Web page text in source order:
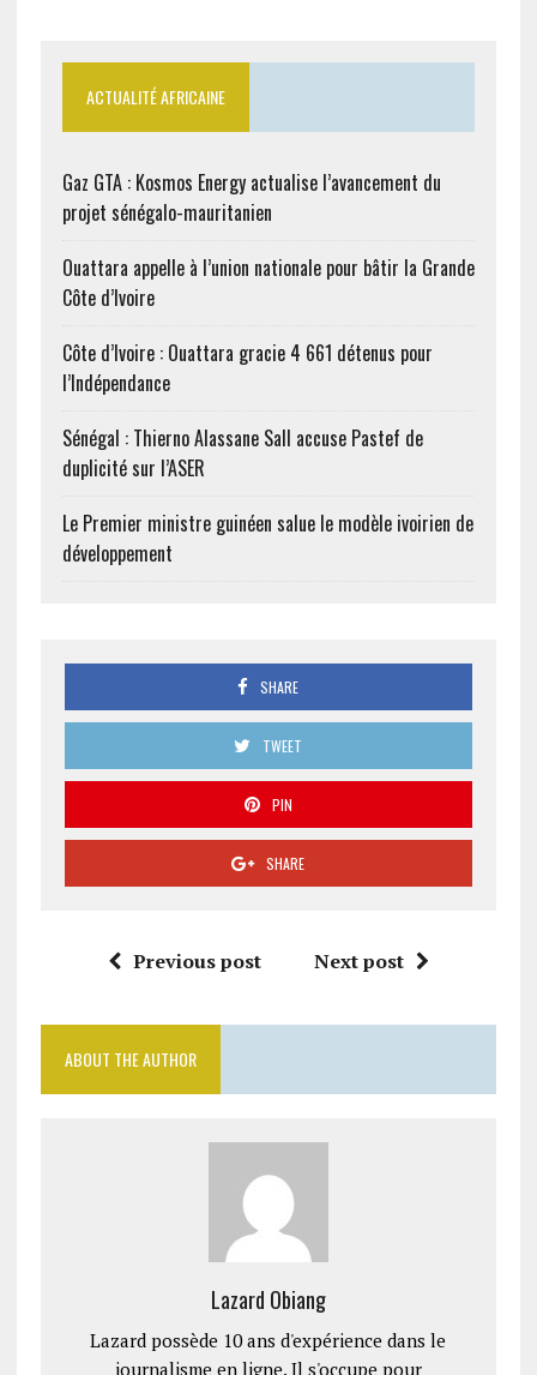
ACTUALITÉ AFRICAINE
Gaz GTA : Kosmos Energy actualise l’avancement du
projet sénégalo-mauritanien
Ouattara appelle à l’union nationale pour bâtir la Grande
Côte d’Ivoire
Côte d’Ivoire : Ouattara gracie 4 661 détenus pour
l’Indépendance
Sénégal : Thierno Alassane Sall accuse Pastef de
duplicité sur l’ASER
Le Premier ministre guinéen salue le modèle ivoirien de
développement
SHARE
TWEET
PIN
SHARE
Previous post Next post
ABOUT THE AUTHOR
Lazard Obiang
Lazard possède 10 ans d'expérience dans le
journalisme en ligne. Il s'occupe pour